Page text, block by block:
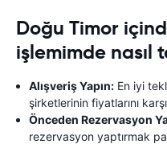
Doğu Timor
işlemimde nasıl
Alışveriş Yapın: En iyi
şirketlerinin fiyatlarını
Önceden Rezervasyon
rezervasyon yaptırmak